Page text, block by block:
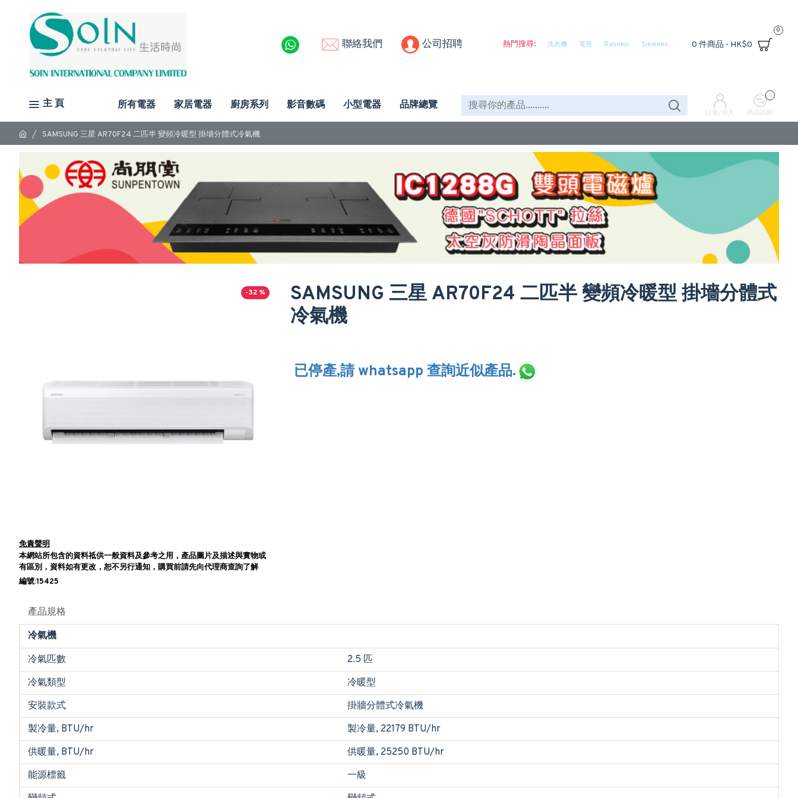
聯絡我們 公司招聘 熱門搜尋: 洗衣機 電視 Rasonic Siemens 0 件商品 - HK$0
0
主 頁 所有電器 家居電器 廚房系列 影音數碼 小型電器 品牌總覽
註冊/登入 商品比較
0
SAMSUNG 三星 AR70F24 二匹半 變頻冷暖型 掛墻分體式冷氣機
-32 %
免責聲明
本網站所包含的資料祗供一般資料及參考之用，產品圖片及描述與實物或
有區別，資料如有更改，恕不另行通知，購買前請先向代理商查詢了解
編號:15425
SAMSUNG 三星 AR70F24 二匹半 變頻冷暖型 掛墻分體式
冷氣機
已停產,請 whatsapp 查詢近似產品.
產品規格
冷氣機
冷氣匹數
2.5 匹
冷氣類型
冷暖型
安裝款式
掛牆分體式冷氣機
製冷量, BTU/hr
製冷量, 22179 BTU/hr
供暖量, BTU/hr
供暖量, 25250 BTU/hr
能源標籤
一級